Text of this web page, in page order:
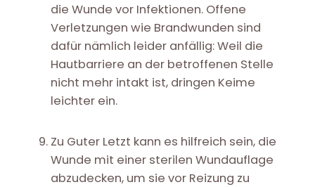
die Wunde vor Infektionen. Offene
Verletzungen wie Brandwunden sind
dafür nämlich leider anfällig: Weil die
Hautbarriere an der betroffenen Stelle
nicht mehr intakt ist, dringen Keime
leichter ein.
Zu Guter Letzt kann es hilfreich sein, die
Wunde mit einer sterilen Wundauflage
abzudecken, um sie vor Reizung zu